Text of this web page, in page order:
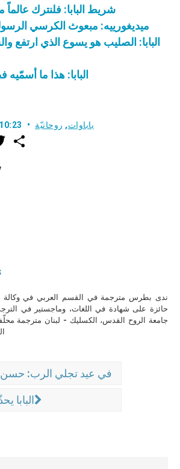
شريط البابا: فلنترك عالماً
ميديغورييه: مبعوث الكرسي
البابا: الصليب هو يسوع الذي ارتفع
البابا: هذا ما أسمّيه
باباوات, روحانيّة
T
w
ندى بطرس مترجمة في القسم العربي في وكالة
حائزة على شهادة في اللغات، وماجستير في
جامعة الروح القدس، الكسليك - لبنان مترجمة
في عيد تجلي الرب: حسن
البابا